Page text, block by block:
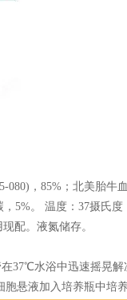
，85%；北美胎牛
5%。 温度：37摄氏度
配。液氮储存。
37℃水浴中迅速摇晃
悬液加入培养瓶中培